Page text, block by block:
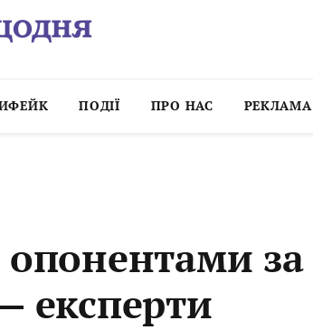
ПОДІЇ ПРО НАС РЕКЛАМА
за
експерти